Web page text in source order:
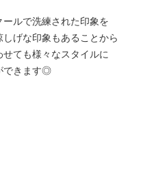
ルで洗練された印象を
げな印象もあることから
ても様々なスタイルに
できます◎